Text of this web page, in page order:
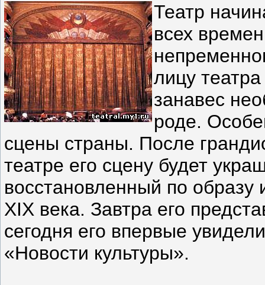
Театр
всех
лицу
занавес
роде.
сцены страны. После
театре его сцену будет
восстановленный по образу
XIX века. Завтра его
сегодня его впервые
«Новости культуры».